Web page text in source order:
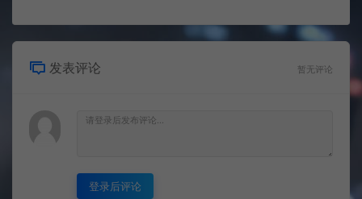
发表评论 暂无评论
登录后评论